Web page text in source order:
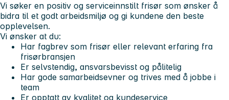
Vi søker en positiv og serviceinnstilt frisør som ønsker å
bidra til et godt arbeidsmiljø og gi kundene den beste
opplevelsen.
Vi ønsker at du:
Har fagbrev som frisør eller relevant erfaring fra
frisørbransjen
Er selvstendig, ansvarsbevisst og pålitelig
Har gode samarbeidsevner og trives med å jobbe i
team
Er opptatt av kvalitet og kundeservice